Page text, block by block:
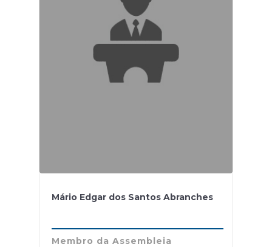
Mário Edgar dos Santos Abranches
Membro da Assembleia